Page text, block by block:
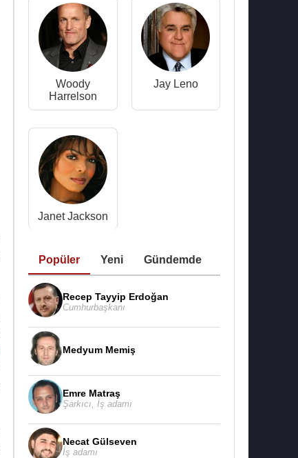
Woody
Harrelson
Jay Leno
Janet Jackson
Popüler Yeni Gündemde
Recep Tayyip Erdoğan
Cumhurbaşkanı
Medyum Memiş
Emre Matraş
Şarkıcı İş adamı
Necat Gülseven
İş adamı